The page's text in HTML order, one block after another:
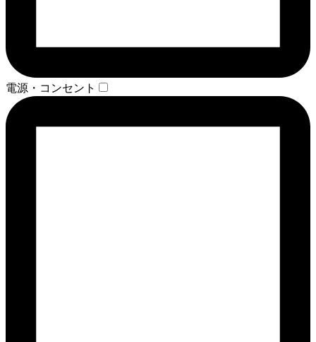
電源・コンセント